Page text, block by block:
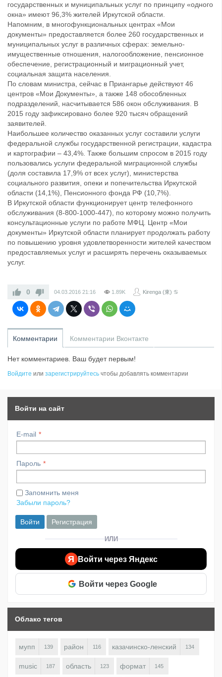
государственных и муниципальных услуг по принципу «одного
окна» имеют 96,3% жителей Иркутской области.
Напомним, в многофункциональных центрах «Мои
документы» предоставляется более 260 государственных и
муниципальных услуг в различных сферах: земельно-
имущественные отношения, налогообложение, пенсионное
обеспечение, регистрационный и миграционный учет,
социальная защита населения.
По словам министра, сейчас в Приангарье действуют 46
центров «Мои Документы», а также 148 обособленных
подразделений, насчитывается 586 окон обслуживания. В
2015 году зафиксировано более 920 тысяч обращений
заявителей.
Наибольшее количество оказанных услуг составили услуги
федеральной службы государственной регистрации, кадастра
и картографии – 43,4%. Также большим спросом в 2015 году
пользовались услуги федеральной миграционной службы
(доля составила 17,9% от всех услуг), министерства
социального развития, опеки и попечительства Иркутской
области (14,1%), Пенсионного фонда РФ (10,7%).
В Иркутской области функционирует центр телефонного
обслуживания (8-800-1000-447), по которому можно получить
консультационные услуги по работе МФЦ. Центр «Мои
документы» Иркутской области планирует продолжать работу
по повышению уровня удовлетворенности жителей качеством
предоставляемых услуг и расширять перечень оказываемых
услуг.
0 04.03.2016 21:16 1.89K Kirenga (東) ♋
Комментарии Комментарии Вконтакте
Нет комментариев. Ваш будет первым!
Войдите или зарегистрируйтесь чтобы добавлять комментарии
Войти на сайт
E-mail
Пароль
Запомнить меня
Забыли пароль?
Войти Регистрация
ИЛИ
Я Войти через Яндекс
Войти через Google
Облако тегов
мупп 139 район 116 казачинско-ленский 134
music 187 область 123 формат 145